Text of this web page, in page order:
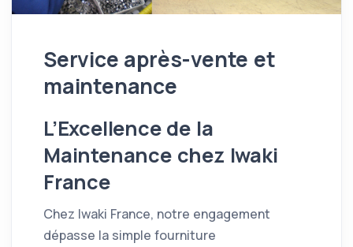
Service après-vente et
maintenance
L’Excellence de la
Maintenance chez Iwaki
France
Chez Iwaki France, notre engagement
dépasse la simple fourniture